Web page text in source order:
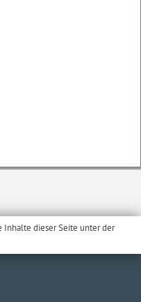
Inhalte dieser Seite unter der